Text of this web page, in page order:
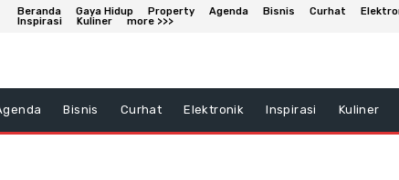
Beranda Gaya Hidup Property Agenda Bisnis Curhat
Inspirasi
Kuliner more >>>
Bisnis Curhat Elektronik Inspirasi Kuliner